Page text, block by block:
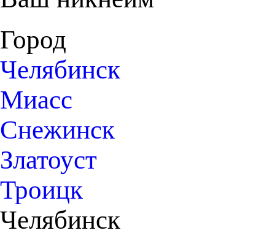
Город
Челябинск
Миасс
Снежинск
Златоуст
Троицк
Челябинск